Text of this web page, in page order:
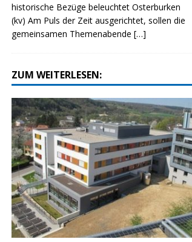
historische Bezüge beleuchtet Osterburken
(kv) Am Puls der Zeit ausgerichtet, sollen die
gemeinsamen Themenabende[…]
ZUM WEITERLESEN: